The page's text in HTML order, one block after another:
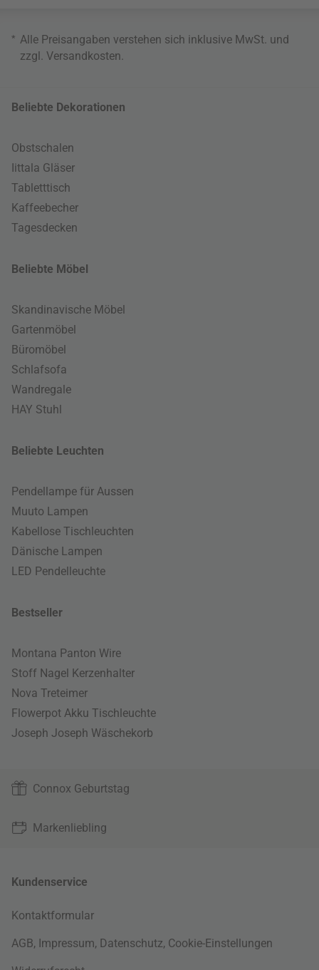
* Alle Preisangaben verstehen sich inklusive MwSt. und
zzgl. Versandkosten.
Beliebte Dekorationen
Obstschalen
Iittala Gläser
Tabletttisch
Kaffeebecher
Tagesdecken
Beliebte Möbel
Skandinavische Möbel
Gartenmöbel
Büromöbel
Schlafsofa
Wandregale
HAY Stuhl
Beliebte Leuchten
Pendellampe für Aussen
Muuto Lampen
Kabellose Tischleuchten
Dänische Lampen
LED Pendelleuchte
Bestseller
Montana Panton Wire
Stoff Nagel Kerzenhalter
Nova Treteimer
Flowerpot Akku Tischleuchte
Joseph Joseph Wäschekorb
Connox Geburtstag
Markenliebling
Kundenservice
Kontaktformular
AGB, Impressum, Datenschutz, Cookie-Einstellungen